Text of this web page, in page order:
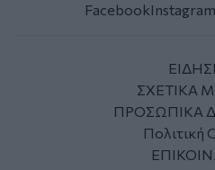
FacebookInstagram
ΣΧΕΤΙΚΑ
ΠΡΟΣΩΠΙΚΑ
Πολιτική